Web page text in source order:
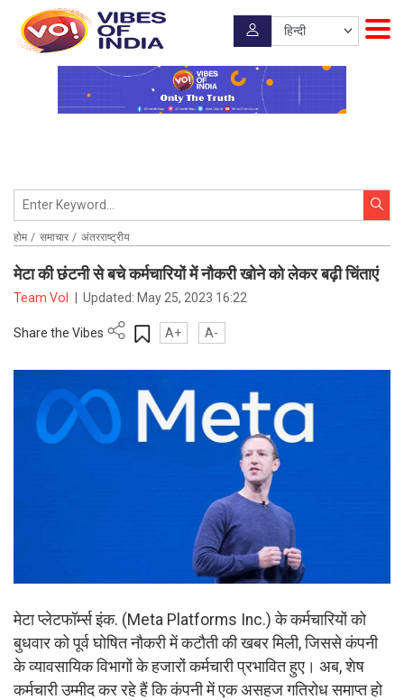
होम समाचार अंतरराष्ट्रीय
मेटा की छंटनी से बचे कर्मचारियों में नौकरी खोने को लेकर बढ़ी चिंताएं
Team VoI Updated: May 25, 2023 16:22
Share the Vibes A+ A-
मेटा प्लेटफॉर्म्स इंक. (Meta Platforms Inc.) के कर्मचारियों को
बुधवार को पूर्व घोषित नौकरी में कटौती की खबर मिली, जिससे कंपनी
के व्यावसायिक विभागों के हजारों कर्मचारी प्रभावित हुए। अब, शेष
कर्मचारी उम्मीद कर रहे हैं कि कंपनी में एक असहज गतिरोध समाप्त हो